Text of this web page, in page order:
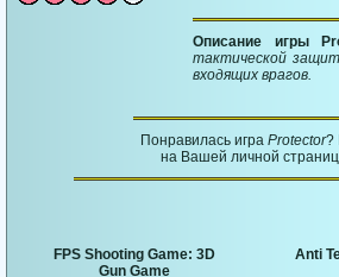
Описание игры
тактической
входящих врагов.
Понравилась игра Protector?
на Вашей личной
FPS Shooting Game: 3D
Gun Game
Anti